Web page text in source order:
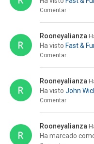
Comentar
Rooneyalianza
Ha visto Fast &
Comentar
Rooneyalianza
Ha visto John
Comentar
Rooneyalianza
Ha marcado